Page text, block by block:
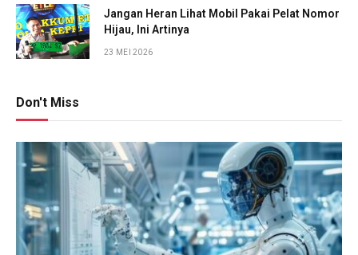
Jangan Heran Lihat Mobil Pakai Pelat Nomor
Hijau, Ini Artinya
23 MEI 2026
Don't Miss